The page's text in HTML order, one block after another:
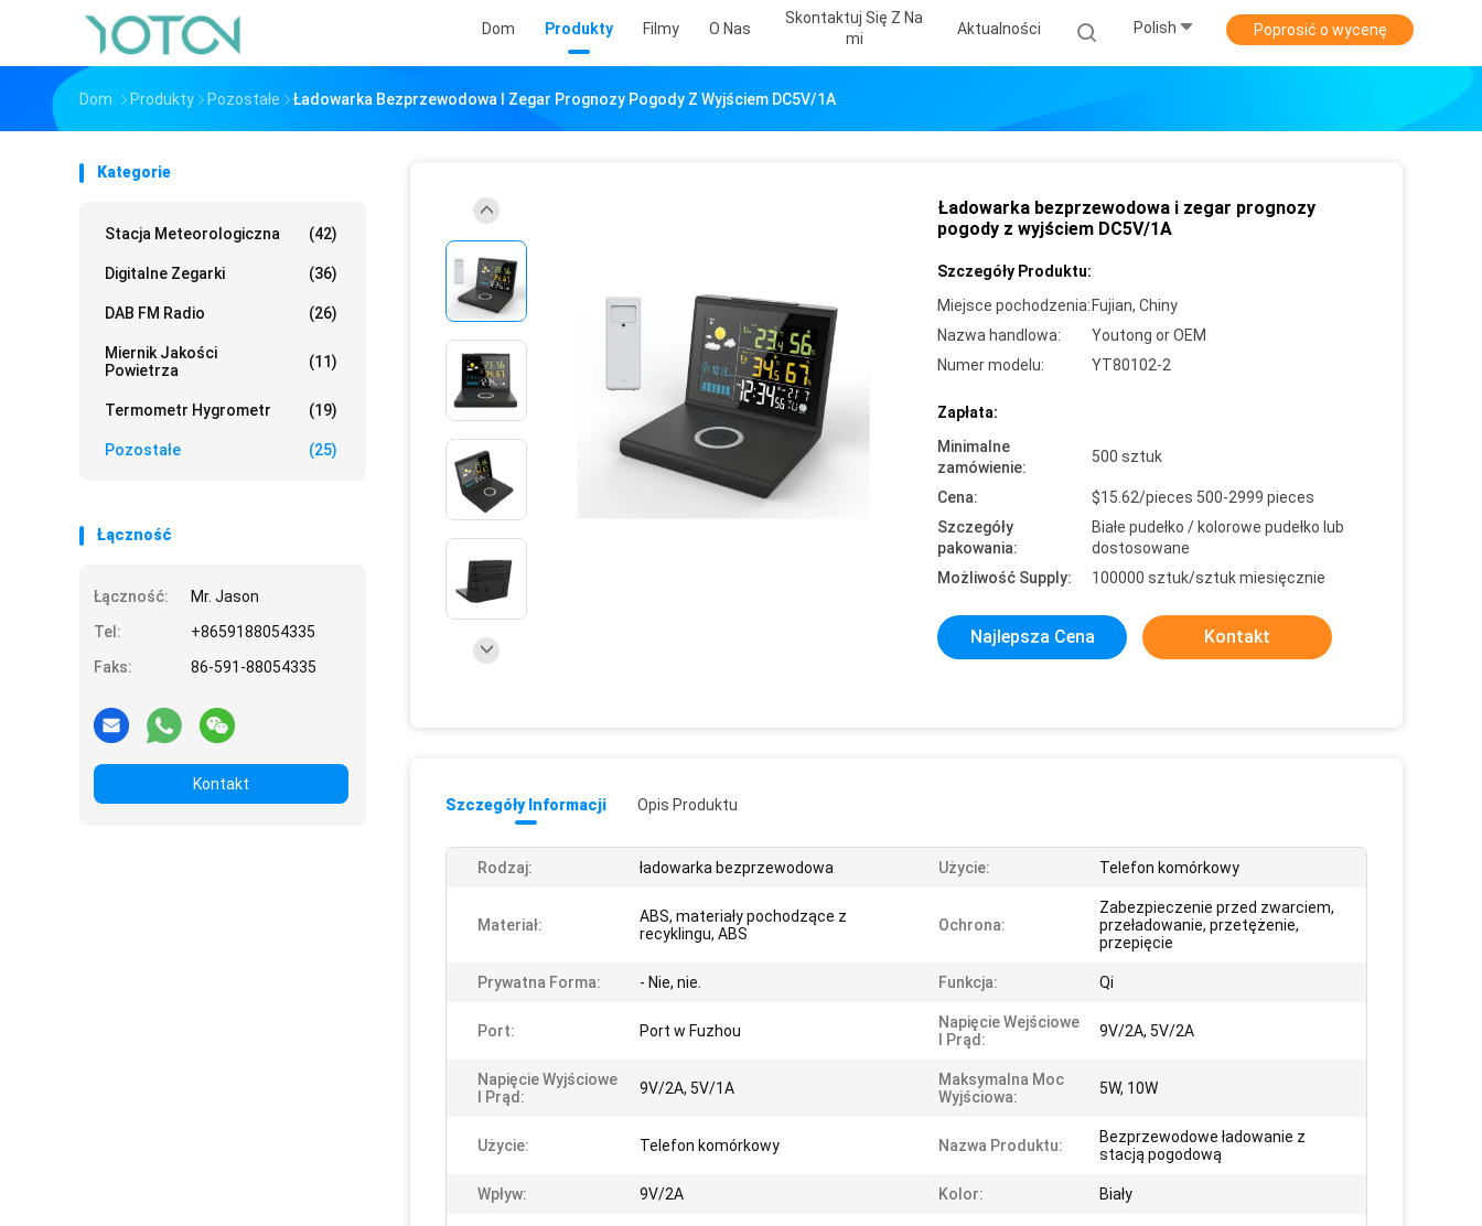
Dom Produkty Filmy O Nas
Skontaktuj Się Z Na
Mi
Aktualności Polish Poprosić o wycenę
Dom Produkty Pozostałe Ładowarka Bezprzewodowa I Zegar Prognozy Pogody Z Wyjściem DC5V/1A
Kategorie
Stacja Meteorologiczna (42)
Digitalne Zegarki (36)
DAB FM Radio (26)
Miernik Jakości
Powietrza
(11)
Termometr Hygrometr (19)
Pozostałe (25)
Łączność
Łączność:
Mr. Jason
Tel:
+8659188054335
Faks:
86-591-88054335
Kontakt
Ładowarka bezprzewodowa i zegar prognozy
pogody z wyjściem DC5V/1A
Szczegóły Produktu:
Miejsce pochodzenia: Fujian, Chiny
Nazwa handlowa:
Youtong or OEM
Numer modelu:
YT80102-2
Zapłata:
Minimalne
zamówienie:
500 sztuk
Cena:
$15.62/pieces 500-2999 pieces
Szczegóły
pakowania:
Białe pudełko / kolorowe pudełko lub
dostosowane
Możliwość Supply:
100000 sztuk/sztuk miesięcznie
Najlepsza Cena Kontakt
Szczegóły Informacji Opis Produktu
Rodzaj: ładowarka bezprzewodowa Użycie: Telefon komórkowy
Materiał:
ABS, materiały pochodzące z
recyklingu, ABS
Ochrona:
Zabezpieczenie przed zwarciem,
przeładowanie, przetężenie,
przepięcie
Prywatna Forma: - Nie, nie. Funkcja: Qi
Port: Port w Fuzhou
Napięcie Wejściowe
I Prąd:
9V/2A, 5V/2A
Napięcie Wyjściowe
I Prąd:
9V/2A, 5V/1A
Maksymalna Moc
Wyjściowa:
5W, 10W
Użycie: Telefon komórkowy Nazwa Produktu:
Bezprzewodowe ładowanie z
stacją pogodową
Wpływ: 9V/2A Kolor: Biały